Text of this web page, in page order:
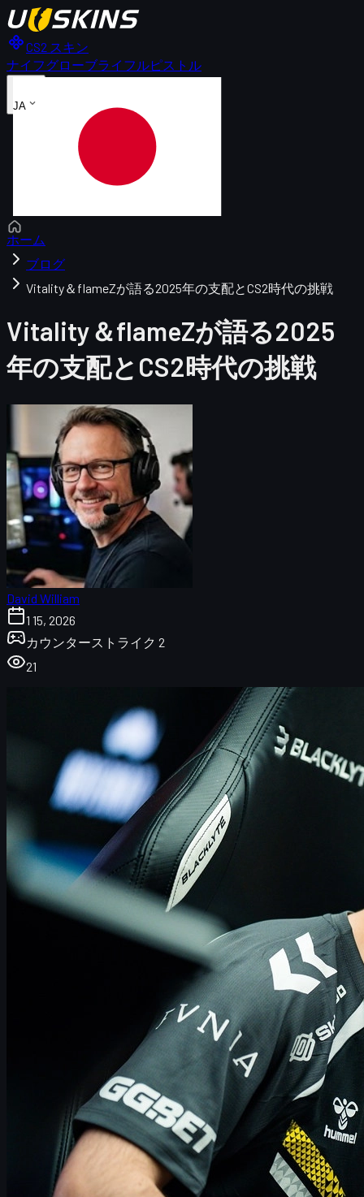
CS2 スキン
ナイフグローブライフルピストル
JA
ホーム
ブログ
Vitality＆flameZが語る2025年の支配とCS2時代の挑戦
Vitality＆flameZが語る2025
年の支配とCS2時代の挑戦
David William
1 15, 2026
カウンターストライク 2
21
VitalityとflameZが築いた“伝説の2025年”とは
2025年Vitalityの偉業をおさらい
オースティン＆ブダペスト、2つのメジャー制覇
の裏側
勝ち続けるチームに付きまとう批判とプレッシャ
flameZの役割：世界最高クラスのアグレッシブラ
イフラー像
2026年ロスター変動をflameZ目線で読み解く
2026年シーズンの目標と“2025年を追いかけな
い”という選択
2026年のライバル候補：Spirit・Falcons・FaZeな
ど
CS2ファン視点：試合観戦がもっと楽しくなるス
まとめ：flameZが示す“長く勝ち続ける”ためのマ
VitalityとflameZが築いた“伝説の2025年”とは
2025年のCS2シーンを語るうえで、 Team Vitality とShahar
の名前を外すことはできません。BLASTオ
ースティンメジャーとStarLadderブダペストメジャー、さら
にESLグランドスラムを含む年間9タイトル
という前代未聞
のシーズン。多くのプロが「キャリアで一度見られるかどう
か」というレベルの支配でした。
その中心にいたのが、エントリーライフラーとして世界トッ
プクラスの評価を受けるflameZ。2年連続で
HLTV Top 20の7